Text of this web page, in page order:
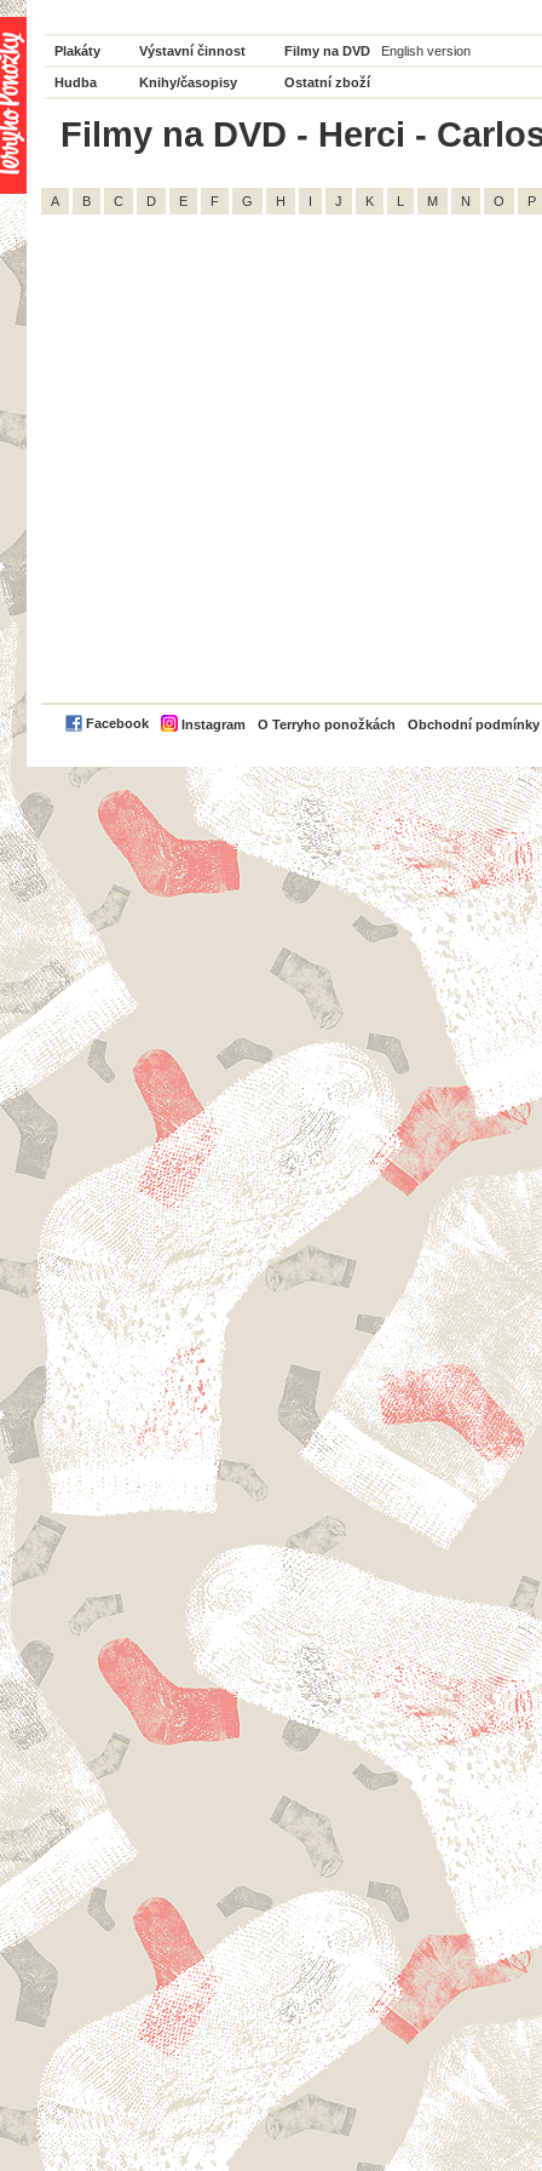
Plakáty Výstavní činnost Filmy na DVD English version
Hudba Knihy/časopisy Ostatní zboží
Filmy na DVD - Herci -
A B C D E F G H I J K L M N O P
Facebook Instagram O Terryho ponožkách Obchodní podmínky
PayPal